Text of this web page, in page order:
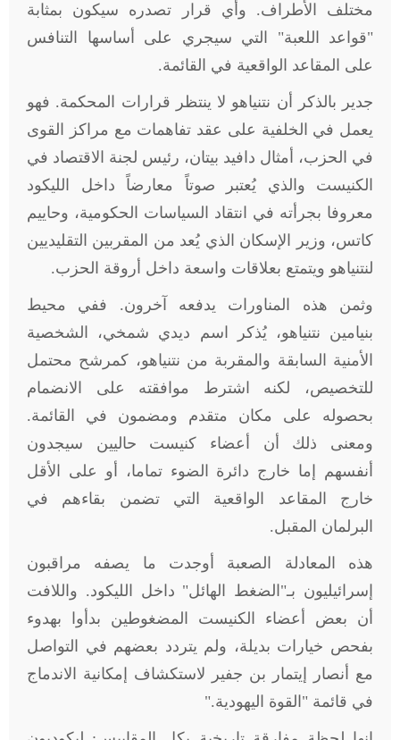
مختلف الأطراف. وأي قرار تصدره سيكون بمثابة
"قواعد اللعبة" التي سيجري على أساسها التنافس
على المقاعد الواقعية في القائمة.
جدير بالذكر أن نتنياهو لا ينتظر قرارات المحكمة. فهو
يعمل في الخلفية على عقد تفاهمات مع مراكز القوى
في الحزب، أمثال دافيد بيتان، رئيس لجنة الاقتصاد في
الكنيست والذي يُعتبر صوتاً معارضاً داخل الليكود
معروفا بجرأته في انتقاد السياسات الحكومية، وحاييم
كاتس، وزير الإسكان الذي يُعد من المقربين التقليديين
لنتنياهو ويتمتع بعلاقات واسعة داخل أروقة الحزب.
وثمن هذه المناورات يدفعه آخرون. ففي محيط
بنيامين نتنياهو، يُذكر اسم ديدي شمخي، الشخصية
الأمنية السابقة والمقربة من نتنياهو، كمرشح محتمل
للتخصيص، لكنه اشترط موافقته على الانضمام
بحصوله على مكان متقدم ومضمون في القائمة.
ومعنى ذلك أن أعضاء كنيست حاليين سيجدون
أنفسهم إما خارج دائرة الضوء تماما، أو على الأقل
خارج المقاعد الواقعية التي تضمن بقاءهم في
البرلمان المقبل.
هذه المعادلة الصعبة أوجدت ما يصفه مراقبون
إسرائيليون بـ"الضغط الهائل" داخل الليكود. واللافت
أن بعض أعضاء الكنيست المضغوطين بدأوا بهدوء
بفحص خيارات بديلة، ولم يتردد بعضهم في التواصل
مع أنصار إيتمار بن جفير لاستكشاف إمكانية الاندماج
في قائمة "القوة اليهودية".